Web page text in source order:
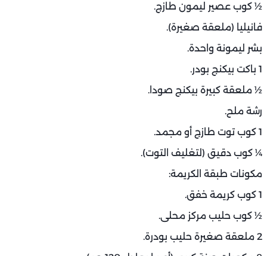
½ كوب عصير ليمون طازج.
فانيليا (ملعقة صغيرة).
بشر ليمونة واحدة.
1 باكت بيكنج بودر.
½ ملعقة كبيرة بيكنج صودا.
رشة ملح.
1 كوب توت طازج أو مجمد.
¼ كوب دقيق (لتغليف التوت).
مكونات طبقة الكريمة:
1 كوب كريمة خفق.
½ كوب حليب مركز محلى.
2 ملعقة صغيرة حليب بودرة.